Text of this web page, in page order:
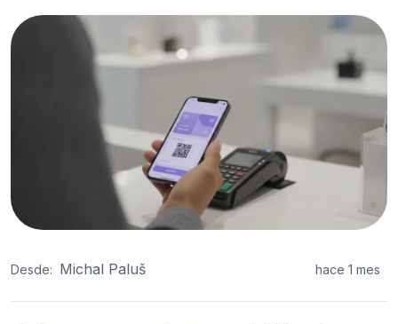
Desde: Michal Paluš hace 1 mes